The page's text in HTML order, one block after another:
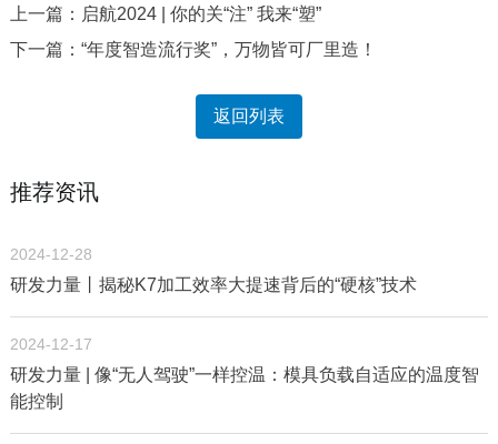
上一篇：启航2024 | 你的关“注” 我来“塑”
下一篇：“年度智造流行奖”，万物皆可厂里造！
返回列表
推荐资讯
2024-12-28
研发力量丨揭秘K7加工效率大提速背后的“硬核”技术
2024-12-17
研发力量 | 像“无人驾驶”一样控温：模具负载自适应的温度智
能控制